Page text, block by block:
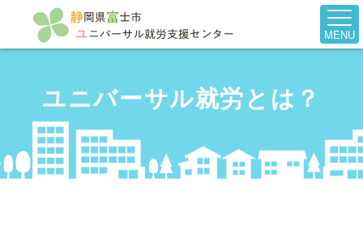
MENU
ユニバーサル就労とは？